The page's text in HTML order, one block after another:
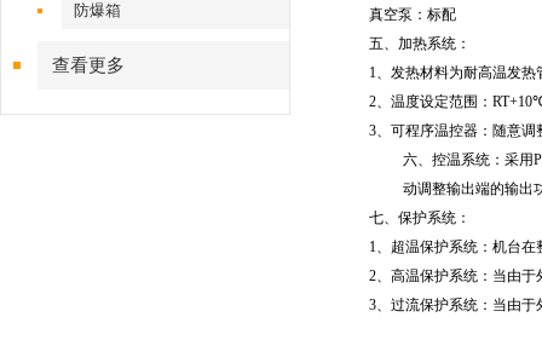
防爆箱
查看更多
真空泵：标配
五、加热系统：
1、发热材料为耐高温发热
2、温度设定范围：
3、可程序温控器：随意
六、控温系统：采用
动调整输出端的输出
七、保护系统：
1、超温保护系统：机台
2、高温保护系统：当由
3、过流保护系统：当由